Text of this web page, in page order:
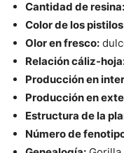
Cantidad de resina:
Color de los
Olor en fresco:
Relación cáliz-
Producción en
Producción en
Estructura de la
Número de